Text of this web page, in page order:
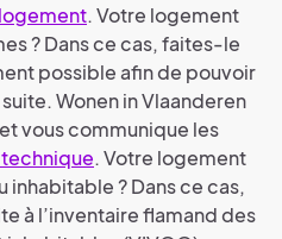
. Votre logement
? Dans ce cas, faites-le
possible afin de pouvoir
Wonen in Vlaanderen
vous communique les
. Votre logement
? Dans ce cas,
à l’inventaire flamand des